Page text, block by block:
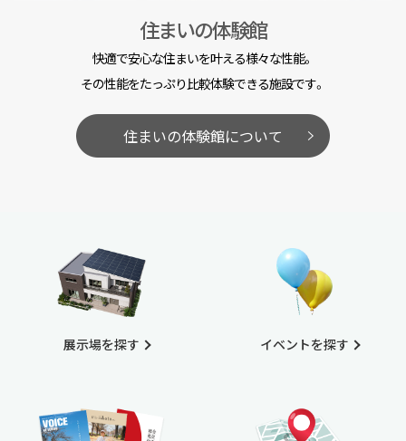
住まいの体験館
快適で安心な住まいを叶える様々な性能。
その性能をたっぷり比較体験できる施設です。
住まいの体験館について
展示場を探す イベントを探す